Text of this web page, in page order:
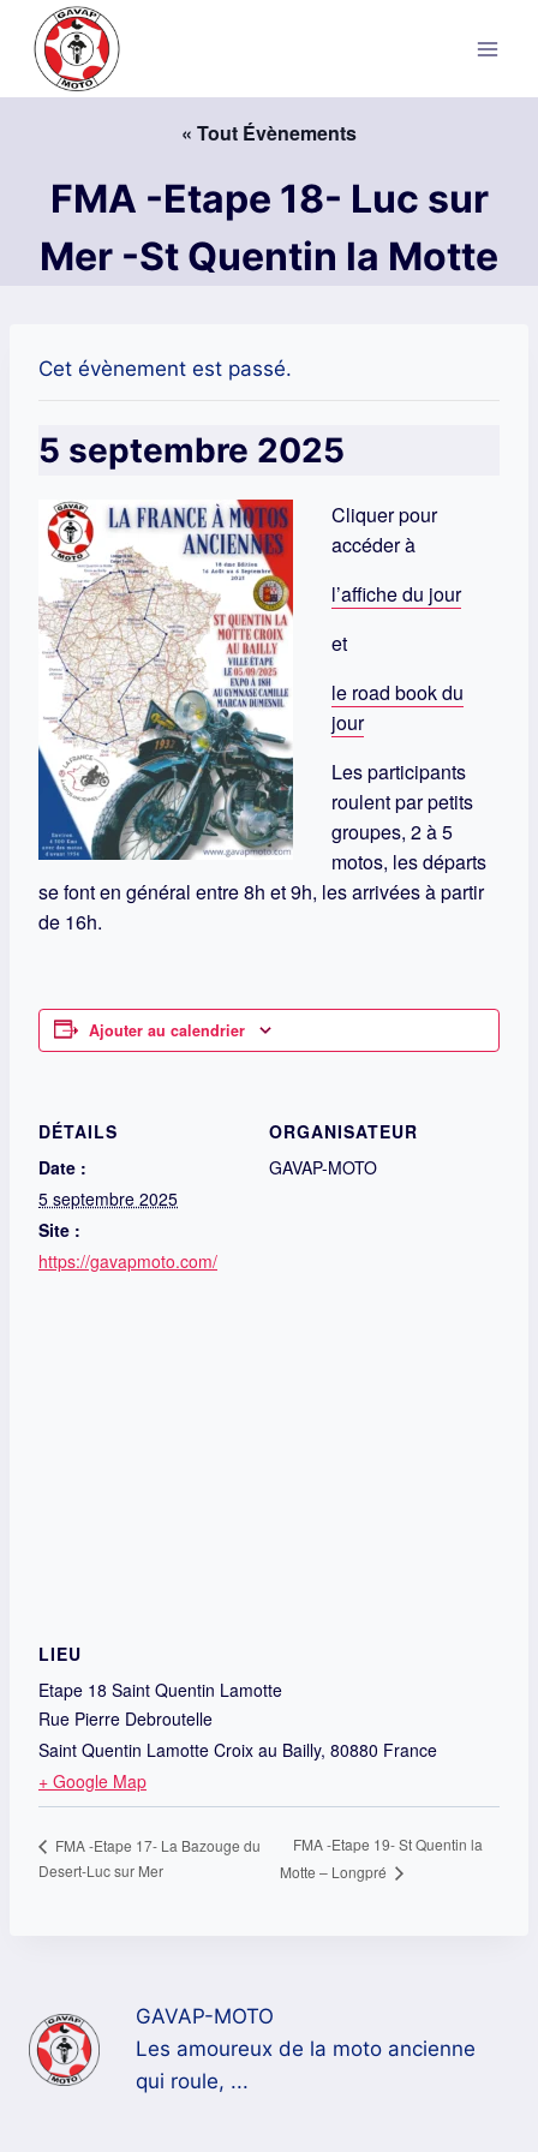
contenu
« Tout Évènements
FMA -Etape 18- Luc sur
Mer -St Quentin la Motte
Cet évènement est passé.
5 septembre 2025
Cliquer pour
accéder à
l’affiche du jour
et
le road book du
jour
Les participants
roulent par petits
groupes, 2 à 5
motos, les départs
se font en général entre 8h et 9h, les arrivées à partir
de 16h.
Ajouter au calendrier
DÉTAILS
Date :
5 septembre 2025
Site :
https://gavapmoto.com/
ORGANISATEUR
GAVAP-MOTO
LIEU
Etape 18 Saint Quentin Lamotte
Rue Pierre Debroutelle
Saint Quentin Lamotte Croix au Bailly, 80880 France
+ Google Map
FMA -Etape 17- La Bazouge du
Desert-Luc sur Mer
FMA -Etape 19- St Quentin la
Motte – Longpré
GAVAP-MOTO
Les amoureux de la moto ancienne
qui roule, ...